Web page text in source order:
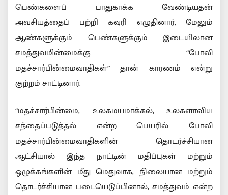
பெண்களைப் பாதுகாக்க வேண்டியதன்
அவசியத்தைப் பற்றி கவுரி எழுதினார், மேலும்
ஆண்களுக்கும் பெண்களுக்கும் இடையிலான
சமத்துவமின்மைக்கு “போலி
மதச்சார்பின்மைவாதிகள்” தான் காரணம் என்று
குற்றம் சாட்டினார்.
“மதச்சார்பின்மை, உலகமயமாக்கல், உலகளாவிய
சந்தைப்படுத்தல் என்ற பெயரில் போலி
மதச்சார்பின்மைவாதிகளின் தொடர்ச்சியான
ஆட்சியால் இந்த நாட்டின் மதிப்புகள் மற்றும்
ஒழுக்கங்களின் மீது மெதுவாக, நிலையான மற்றும்
தொடர்ச்சியான படையெடுப்பினால், சமத்துவம் என்ற